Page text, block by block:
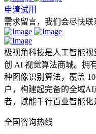
申请试用
需求留言，我们会尽快联
极视角科技是人工智能
创 AI 视觉算法商城。拥
种图像识别算法，覆盖
户，构建起完备的全域
者，赋能千行百业智能化
全国咨询热线